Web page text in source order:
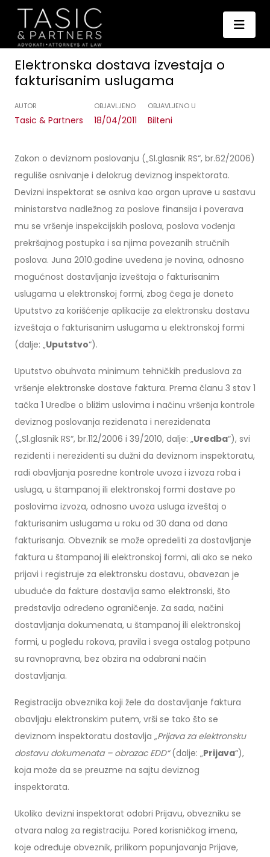
Elektronska dostava izvestaja o
fakturisanim uslugama
AUTOR
Tasic & Partners
OBJAVLJENO
18/04/2011
OBJAVLJENO U
Bilteni
Zakon o deviznom poslovanju („Sl.glasnik RS“, br.62/2006)
reguliše osnivanje i delokrug deviznog inspektorata.
Devizni inspektorat se osniva kao organ uprave u sastavu
ministarstva nadležnog za poslove finansija i poverava
mu se vršenje inspekcijskih poslova, poslova vođenja
prekršajnog postupka i sa njima povezanih stručnih
poslova. Juna 2010.godine uvedena je novina, odnosno
mogućnost dostavljanja izveštaja o fakturisanim
uslugama u elektronskoj formi, zbog čega je doneto
Uputstvo za korišćenje aplikacije za elektronsku dostavu
izveštaja o fakturisanim uslugama u elektronskoj formi
(dalje: „Uputstvo“).
Uputstvo obuhvata minimum tehničkih preduslova za
vršenje elektronske dostave faktura. Prema članu 3 stav 1
tačka 1 Uredbe o bližim uslovima i načinu vršenja kontrole
deviznog poslovanja rezidenata i nerezidenata
(„Sl.glasnik RS“, br.112/2006 i 39/2010, dalje: „Uredba“), svi
rezidenti i nerezidenti su dužni da deviznom inspektoratu,
radi obavljanja posredne kontrole uvoza i izvoza roba i
usluga, u štampanoj ili elektronskoj formi dostave po
poslovima izvoza, odnosno uvoza usluga izveštaj o
fakturisanim uslugama u roku od 30 dana od dana
fakturisanja. Obveznik se može opredeliti za dostavljanje
faktura u štampanoj ili elektronskoj formi, ali ako se neko
prijavi i registruje za elektronsku dostavu, obavezan je
ubuduće da fakture dostavlja samo elektronski, što
predstavlja određeno ograničenje. Za sada, načini
dostavljanja dokumenata, u štampanoj ili elektronskoj
formi, u pogledu rokova, pravila i svega ostalog potpuno
su ravnopravna, bez obzira na odabrani način
dostavljanja.
Registracija obveznika koji žele da dostavljanje faktura
obavljaju elektronskim putem, vrši se tako što se
deviznom inspektoratu dostavlja „Prijava za elektronsku
dostavu dokumenata – obrazac EDD“(dalje: „Prijava“),
koja može da se preuzme na sajtu deviznog
inspektorata.
Ukoliko devizni inspektorat odobri Prijavu, obvezniku se
otvara nalog za registraciju. Pored korisničkog imena,
koje određuje obveznik, prilikom popunjavanja Prijave,